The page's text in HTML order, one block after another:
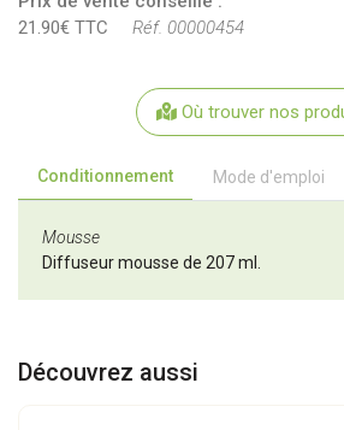
21.90€ TTC Réf. 00000454
Où trouver nos
Conditionnement Mode d'emploi
Mousse
Diffuseur mousse de 207 ml.
Découvrez aussi